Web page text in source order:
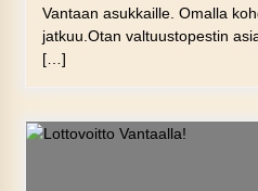
Vantaan asukkaille. Omalla
jatkuu.Otan valtuustopestin
[…]